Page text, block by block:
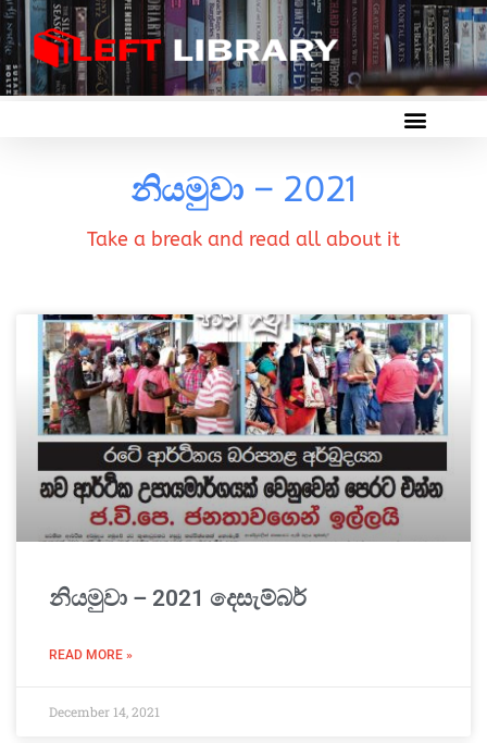
නියමුවා – 2021
Take a break and read all about it
නියමුවා – 2021 දෙසැම්බර්
READ MORE »
December 14, 2021